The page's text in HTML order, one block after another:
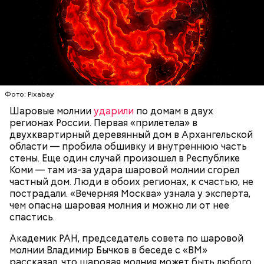
Фото: Pixabay
Шаровые молнииударили по домам в двух
регионах России. Первая «прилетела» в
двухквартирный деревянный дом в Архангельской
области — пробила обшивку и внутреннюю часть
стены. Еще один случай произошел в Республике
Коми — там из-за удара шаровой молнии сгорел
частный дом. Люди в обоих регионах, к счастью, не
пострадали. «Вечерняя Москва» узнала у эксперта,
чем опасна шаровая молния и можно ли от нее
спастись.
Академик РАН, председатель совета по шаровой
молнии Владимир Бычков в беседе с «ВМ»
— Маленькие — от одного сантиметра, средние —
около 20 сантиметров, а самые большие могут
доходить до нескольких метров. Шаровая молния
проходит и через стекла, даже часто не оставляя
следов. Она как капля стекает, растекается. Может
и в окно влезть, причем в двухметровое.
Сжимается, как воздушный шар, и проходит.
УЧЕНЫЕ МОЛНИИ ПОГОДА
По его словам, солдаты не знали о масштабах
трагедии. Подобных аварий раньше не случалось.
Поэтому он не испытывал страха.
За свою земную жизнь он совершил множество
добрых дел во славу Божию.
Святитель Николай дожил до глубокой старости и
скончался в середине IV века. По церковному
преданию, мощи святого сохранились нетленными
и источали чудесное миро, от которого исцелилось
множество людей. В 1087 году мощи Николая
Угодника были перенесены в итальянский город
Бар (Бари), где находятся и поныне.